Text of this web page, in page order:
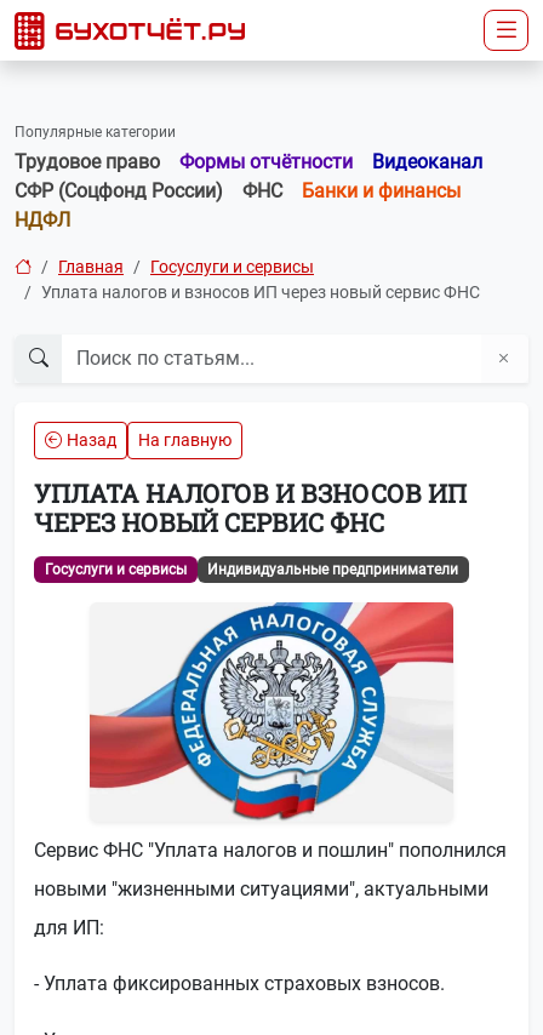
Популярные категории
Трудовое право Формы отчётности
Видеоканал
СФР (Соцфонд России)
ФНС
Банки и финансы
НДФЛ
Главная
Госуслуги и сервисы
Уплата налогов и взносов ИП через новый сервис ФНС
Назад На главную
УПЛАТА НАЛОГОВ И ВЗНОСОВ ИП
ЧЕРЕЗ НОВЫЙ СЕРВИС ФНС
Госуслуги и сервисы Индивидуальные предприниматели
Сервис ФНС "Уплата налогов и пошлин" пополнился
новыми "жизненными ситуациями", актуальными
для ИП:
- Уплата фиксированных страховых взносов.